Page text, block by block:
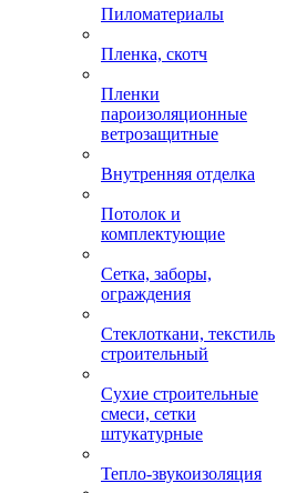
Пиломатериалы
Пленка, скотч
Пленки
пароизоляционные
ветрозащитные
Внутренняя отделка
Потолок и
комплектующие
Сетка, заборы,
ограждения
Стеклоткани, текстиль
строительный
Сухие строительные
смеси, сетки
штукатурные
Тепло-звукоизоляция